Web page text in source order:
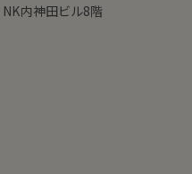
内神田ビル8階